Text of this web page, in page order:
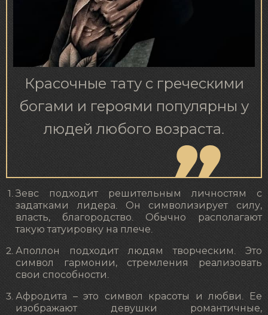
Красочные тату с греческими
богами и героями популярны у
людей любого возраста.
Зевс подходит решительным личностям с
задатками лидера. Он символизирует силу,
власть, благородство. Обычно располагают
такую татуировку на плече.
Аполлон подходит людям творческим. Это
символ гармонии, стремления реализовать
свои способности.
Афродита – это символ красоты и любви. Ее
изображают девушки романтичные,